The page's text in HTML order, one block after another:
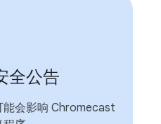
全公告
会影响 Chromecast